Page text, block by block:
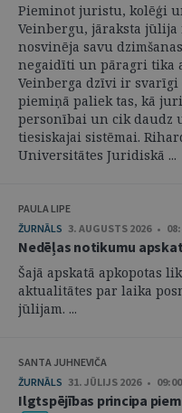
Pieminot juristu, kolēģi
Veinbergu, jāraksta jūlija
nosvinēja savu
negaidīti un pāragri tika
Veinberga dzīvi ir
piemiņā paliek tas, kā
personībai un cik daudz
tiesiskajai sistēmai.
Universitātes Juridiskā ...
PAULA LIPE
ŽURNĀLS 3. AUGUSTS 2026 •
Nedēļas notikumu
Šajā apskatā apkopotas
aktualitātes par laika
jūlijam. ...
SANTA JUHNEVIČA
ŽURNĀLS 31. JŪLIJS 2026 • 09:00
Ilgtspējības principa